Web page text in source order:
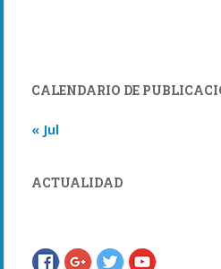
CALENDARIO DE
« Jul
ACTUALIDAD